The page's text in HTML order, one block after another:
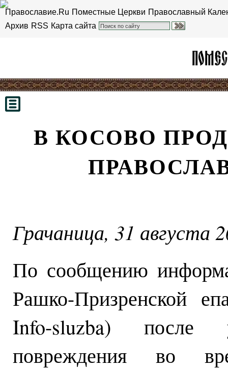
Православие.Ru Поместные Церкви Православный
Архив RSS Карта сайта
В КОСОВО
Грачаница, 31 августа
По сообщению
Рашко-Призренской
Info-sluzba) после
повреждения во